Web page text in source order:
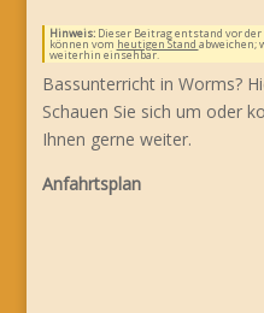
Hinweis:Dieser Beitrag entstand vor der
können vom heutigen Stand abweichen;
weiterhin einsehbar.
Bassunterricht in Worms?
Schauen Sie sich um oder
Ihnen gerne weiter.
Anfahrtsplan